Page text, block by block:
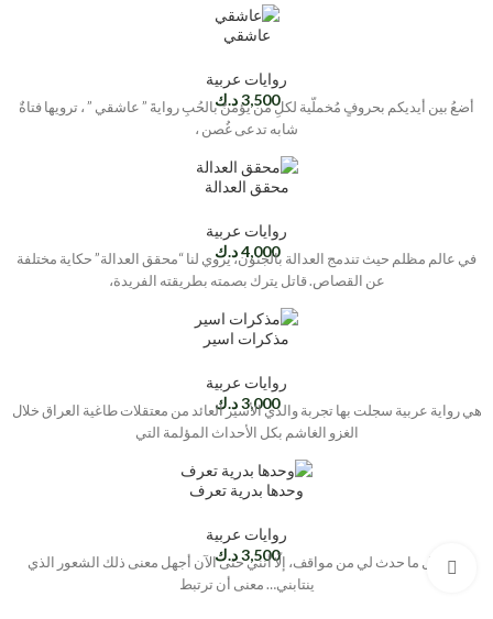
Click to enlarge
عاشقي
روايات عربية
3,500 د.ك
أضعُ بين أيديكم بحروفٍ مُخملّية لكلِ من يؤمنُ بالحُبِ روايةَ ” عاشقي ” ، ترويها فتاةٌ
شابه تدعى غُصن ،
محقق العدالة
روايات عربية
4,000 د.ك
في عالم مظلم حيث تندمج العدالة بالجنون، يروي لنا “محقق العدالة” حكاية مختلفة
عن القصاص. قاتل يترك بصمته بطريقته الفريدة،
مذكرات اسير
روايات عربية
3,000 د.ك
هي رواية عربية سجلت بها تجربة والدي الأسير العائد من معتقلات طاغية العراق خلال
الغزو الغاشم بكل الأحداث المؤلمة التي
وحدها بدرية تعرف
روايات عربية
3,500 د.ك
رغم كل ما حدث لي من مواقف، إلّا أنني حتى الآن أجهل معنى ذلك الشعور الذي
ينتابني… معنى أن ترتبط